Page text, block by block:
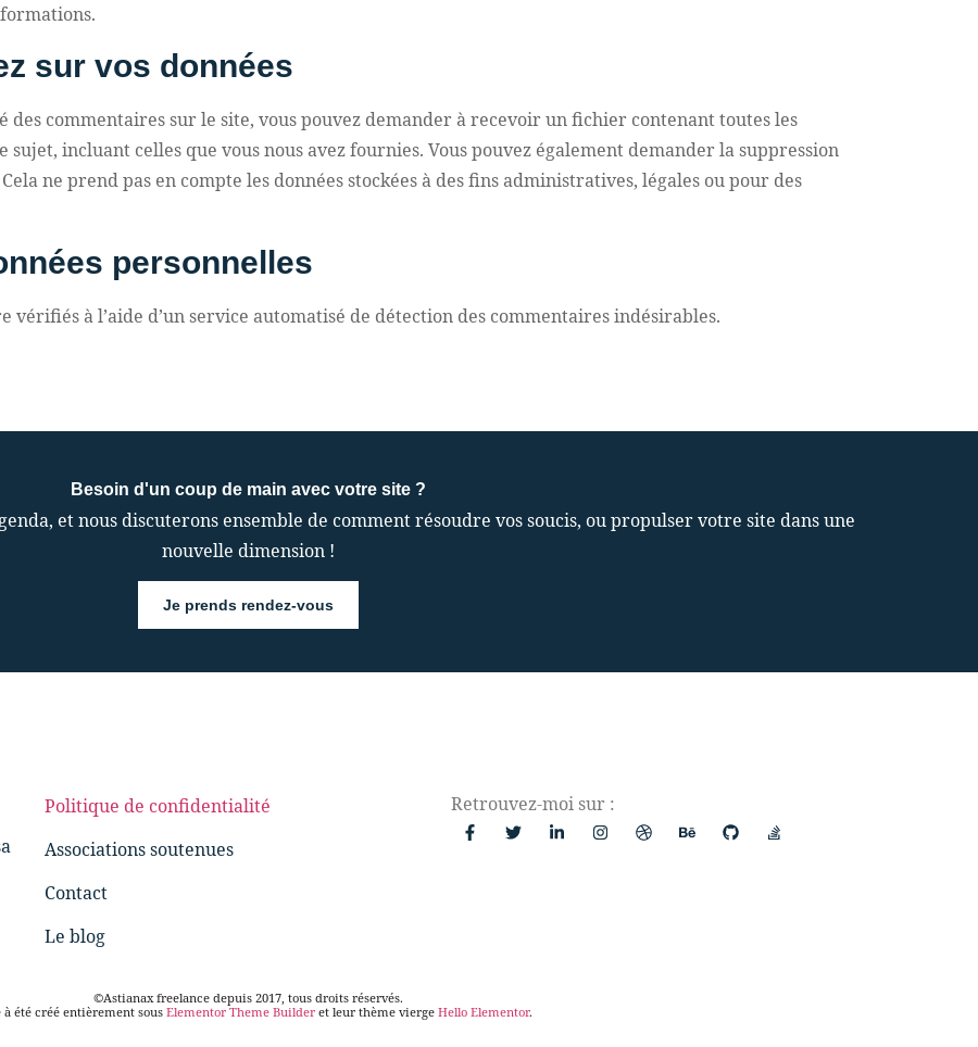
sur vos données
des commentaires sur le site, vous pouvez demander à recevoir un fichier contenant toutes les
sujet, incluant celles que vous nous avez fournies. Vous pouvez également demander la suppression
ne prend pas en compte les données stockées à des fins administratives, légales ou pour des
personnelles
à l’aide d’un service automatisé de détection des commentaires indésirables.
Besoin d'un coup de main avec votre site ?
et nous discuterons ensemble de comment résoudre vos soucis, ou propulser votre site dans une
nouvelle dimension !
Je prends rendez-vous
Politique de confidentialité
Associations soutenues
Contact
Le blog
Retrouvez-moi sur :
©Astianax freelance depuis 2017, tous droits réservés.
à été créé entièrement sous Elementor Theme Builder et leur thème vierge Hello Elementor.